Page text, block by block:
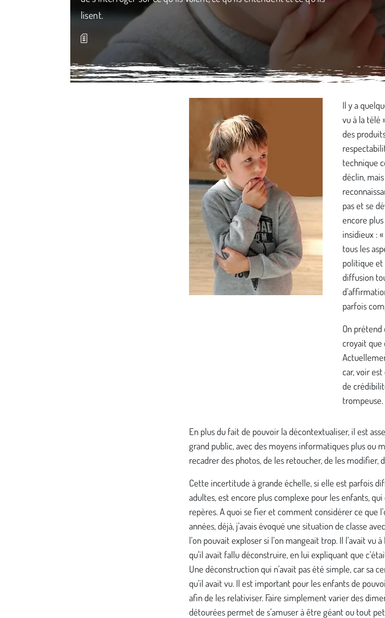
lisent.
Il y a
vu à la télé
des
technique
déclin,
pas et se
encore
insidieux :
tous les
politique et
diffusion
parfois
On prétend
croyait que
car, voir
de
trompeuse.
En plus du fait de pouvoir la décontextualiser, il est
grand public, avec des moyens informatiques plus ou
recadrer des photos, de les retoucher, de les modifier,
Cette incertitude à grande échelle, si elle est parfois
adultes, est encore plus complexe pour les enfants,
repères. A quoi se fier et comment considérer ce que
années, déjà, j’avais évoqué une situation de classe
l’on pouvait exploser si l’on mangeait trop. Il l’avait vu
qu’il avait fallu déconstruire, en lui expliquant que
Une déconstruction qui n’avait pas été simple, car sa
qu’il avait vu. Il est important pour les enfants de
afin de les relativiser. Faire simplement varier des
détourées permet de s’amuser à être géant ou tout